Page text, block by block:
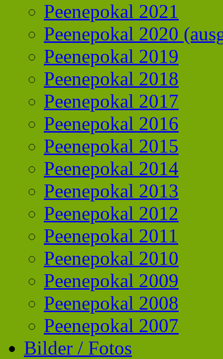
Peenepokal 2021
Peenepokal 2020
Peenepokal 2019
Peenepokal 2018
Peenepokal 2017
Peenepokal 2016
Peenepokal 2015
Peenepokal 2014
Peenepokal 2013
Peenepokal 2012
Peenepokal 2011
Peenepokal 2010
Peenepokal 2009
Peenepokal 2008
Peenepokal 2007
Bilder / Fotos